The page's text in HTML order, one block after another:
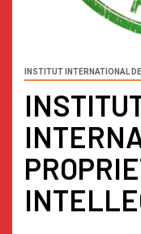
INSTITUT INTERNATIONAL